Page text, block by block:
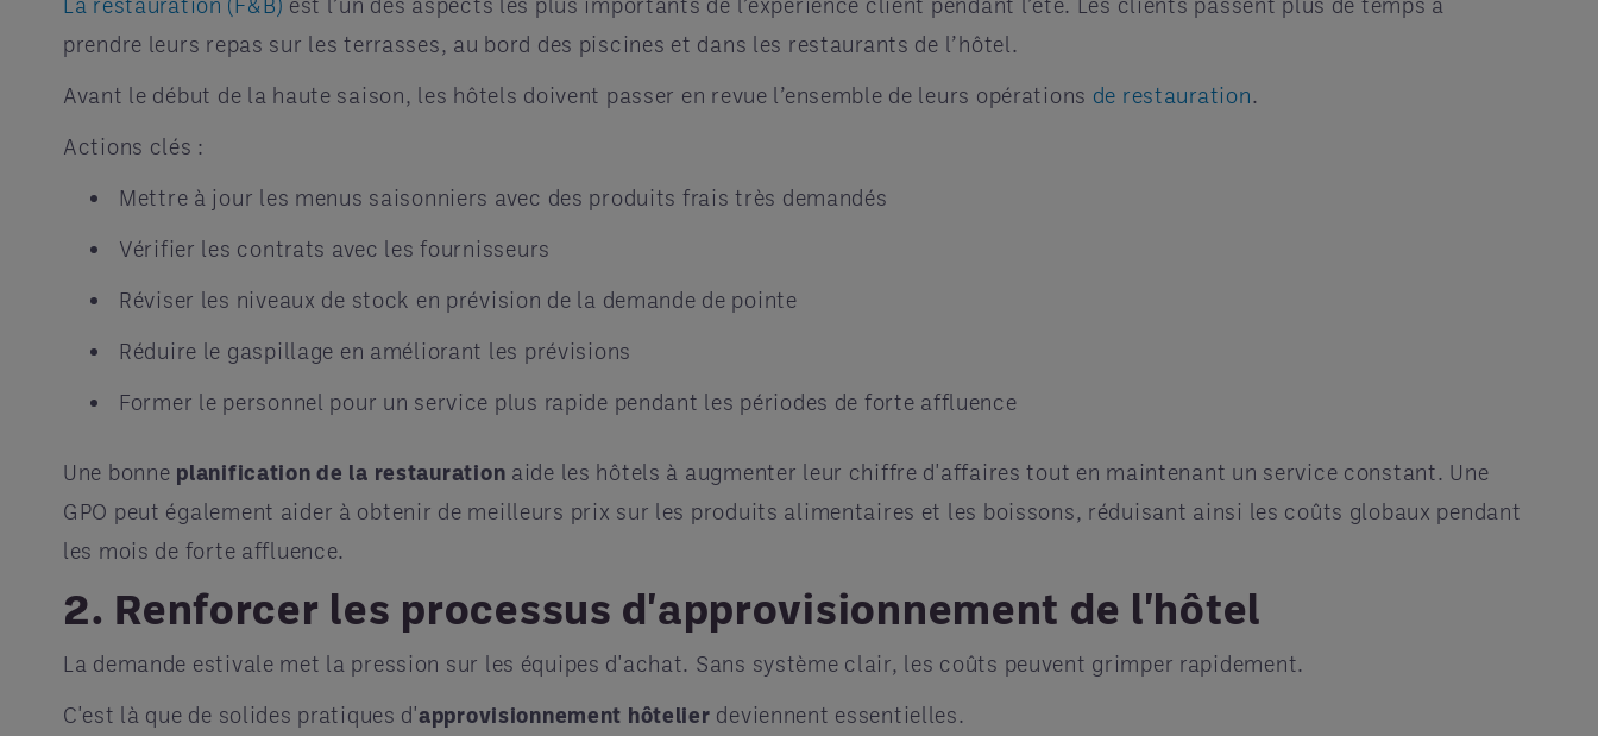
prendre leurs repas sur les terrasses, au bord des piscines et dans les restaurants de l’hôtel.
Avant le début de la haute saison, les hôtels doivent passer en revue l’ensemble de leurs opérations de restauration.
Actions clés :
Mettre à jour les menus saisonniers avec des produits frais très demandés
Vérifier les contrats avec les fournisseurs
Réviser les niveaux de stock en prévision de la demande de pointe
Réduire le gaspillage en améliorant les prévisions
Former le personnel pour un service plus rapide pendant les périodes de forte affluence
Une bonne planification de la restauration aide les hôtels à augmenter leur chiffre d'affaires tout en maintenant un service constant. Une
GPO peut également aider à obtenir de meilleurs prix sur les produits alimentaires et les boissons, réduisant ainsi les coûts globaux pendant
les mois de forte affluence.
2. Renforcer les processus d'approvisionnement de l'hôtel
La demande estivale met la pression sur les équipes d'achat. Sans système clair, les coûts peuvent grimper rapidement.
C'est là que de solides pratiques d'approvisionnement hôtelier deviennent essentielles.